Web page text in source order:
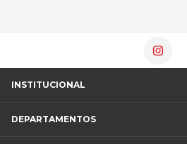
INSTITUCIONAL
DEPARTAMENTOS